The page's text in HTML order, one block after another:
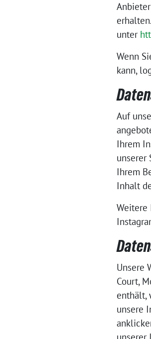
unter
Wenn
kann,
Auf
Ihrem
unserer
Ihrem
Inhalt
Weitere
Unsere
Court,
enthält,
unsere